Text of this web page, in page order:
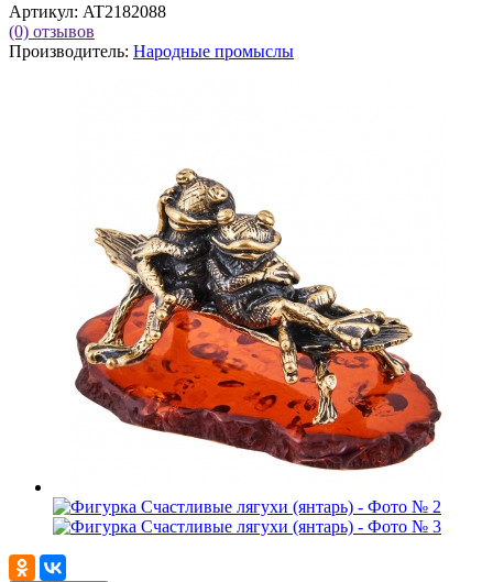
Артикул: AT2182088
(0) отзывов
Производитель: Народные промыслы